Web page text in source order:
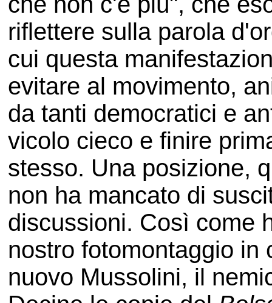
riflettere sulla parola
cui questa
evitare al movimento,
da tanti democratici e
vicolo cieco e finire
stesso. Una posizione,
non ha mancato di
discussioni. Così come
nostro fotomontaggio in
nuovo Mussolini, il